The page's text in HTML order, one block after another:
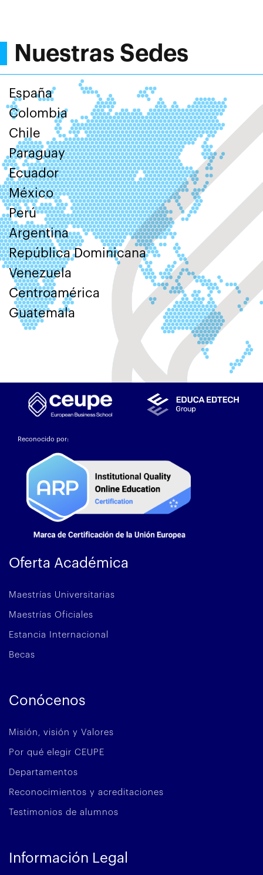
Nuestras Sedes
España
Colombia
Chile
Paraguay
Ecuador
México
Perú
Argentina
República Dominicana
Venezuela
Centroamérica
Guatemala
Reconocido por:
Oferta Académica
Maestrías Universitarias
Maestrías Oficiales
Estancia Internacional
Becas
Conócenos
Misión, visión y Valores
Por qué elegir CEUPE
Departamentos
Reconocimientos y acreditaciones
Testimonios de alumnos
Información Legal